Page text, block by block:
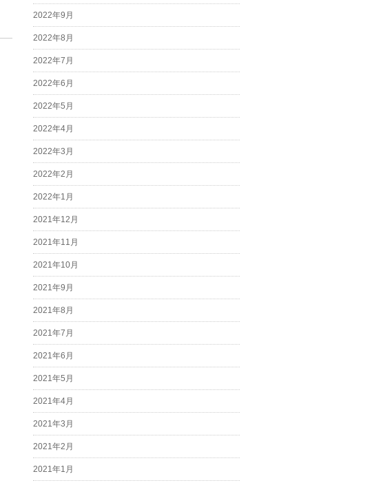
2022年9月
2022年8月
2022年7月
2022年6月
2022年5月
2022年4月
2022年3月
2022年2月
2022年1月
2021年12月
2021年11月
2021年10月
2021年9月
2021年8月
2021年7月
2021年6月
2021年5月
2021年4月
2021年3月
2021年2月
2021年1月